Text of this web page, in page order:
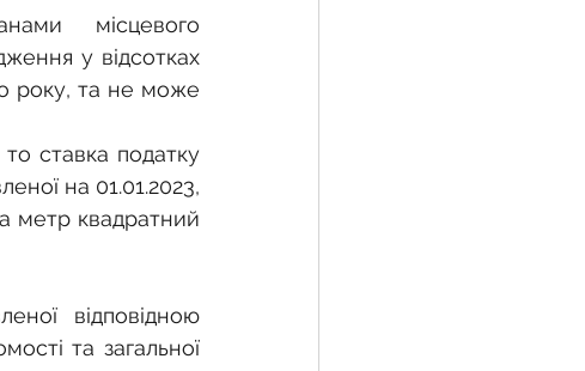
місцевого
у відсотках
року, та не може
то ставка податку
на 01.01.2023,
метр квадратний
відповідною
та загальної